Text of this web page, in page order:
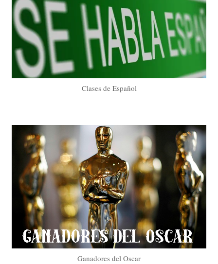
Clases de Español
Ganadores del Oscar